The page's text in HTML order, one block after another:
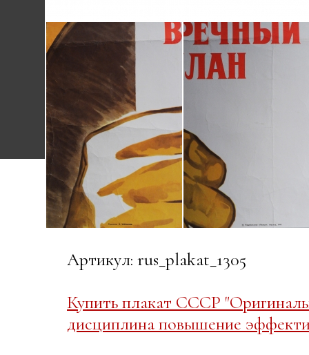
Артикул: rus_plakat_1305
Купить плакат СССР
дисциплина повышение